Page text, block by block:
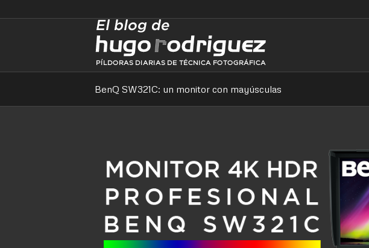
BenQ SW321C: un monitor con mayúsculas